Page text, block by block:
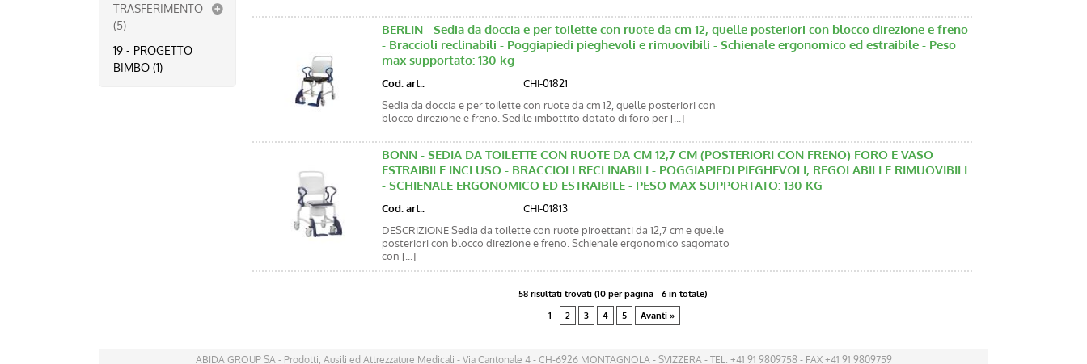
TRASFERIMENTO
(5)
19 - PROGETTO
BIMBO (1)
BERLIN - Sedia da doccia e per toilette con ruote da cm 12, quelle posteriori con blocco direzione e freno
- Braccioli reclinabili - Poggiapiedi pieghevoli e rimuovibili - Schienale ergonomico ed estraibile - Peso
max supportato: 130 kg
Cod. art.:
CHI-01821
Sedia da doccia e per toilette con ruote da cm 12, quelle posteriori con
blocco direzione e freno. Sedile imbottito dotato di foro per [...]
BONN - SEDIA DA TOILETTE CON RUOTE DA CM 12,7 CM (POSTERIORI CON FRENO) FORO E VASO
ESTRAIBILE INCLUSO - BRACCIOLI RECLINABILI - POGGIAPIEDI PIEGHEVOLI, REGOLABILI E RIMUOVIBILI
- SCHIENALE ERGONOMICO ED ESTRAIBILE - PESO MAX SUPPORTATO: 130 KG
Cod. art.:
CHI-01813
DESCRIZIONE Sedia da toilette con ruote piroettanti da 12,7 cm e quelle
posteriori con blocco direzione e freno. Schienale ergonomico sagomato
con [...]
58 risultati trovati (10 per pagina - 6 in totale)
1
2 3 4 5 Avanti »
ABIDA GROUP SA - Prodotti, Ausili ed Attrezzature Medicali - Via Cantonale 4 - CH-6926 MONTAGNOLA - SVIZZERA - TEL. +41 91 9809758 - FAX +41 91 9809759